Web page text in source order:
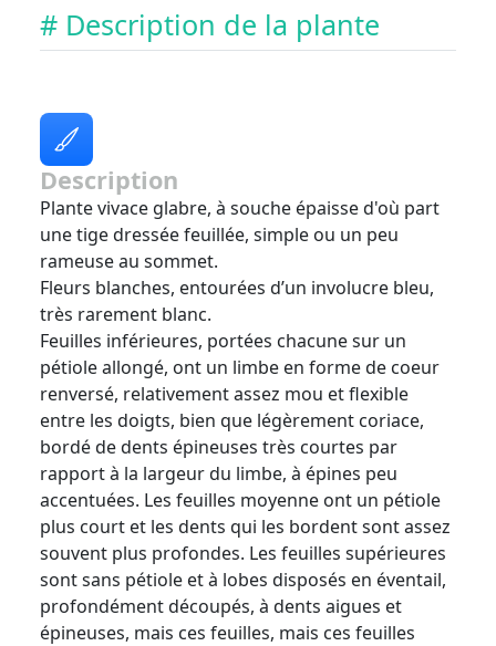
# Description de la plante
Description
Plante vivace glabre, à souche épaisse d'où part
une tige dressée feuillée, simple ou un peu
rameuse au sommet.
Fleurs blanches, entourées d’un involucre bleu,
très rarement blanc.
Feuilles inférieures, portées chacune sur un
pétiole allongé, ont un limbe en forme de coeur
renversé, relativement assez mou et flexible
entre les doigts, bien que légèrement coriace,
bordé de dents épineuses très courtes par
rapport à la largeur du limbe, à épines peu
accentuées. Les feuilles moyenne ont un pétiole
plus court et les dents qui les bordent sont assez
souvent plus profondes. Les feuilles supérieures
sont sans pétiole et à lobes disposés en éventail,
profondément découpés, à dents aigues et
épineuses, mais ces feuilles, mais ces feuilles